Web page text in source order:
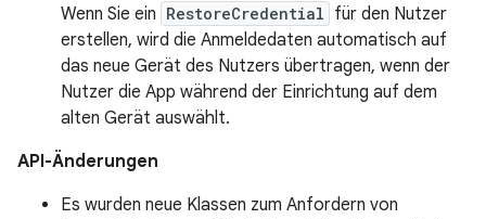
Wenn Sie ein RestoreCredential für den Nutzer
erstellen, wird die Anmeldedaten automatisch auf
das neue Gerät des Nutzers übertragen, wenn der
Nutzer die App während der Einrichtung auf dem
alten Gerät auswählt.
API-Änderungen
Es wurden neue Klassen zum Anfordern von